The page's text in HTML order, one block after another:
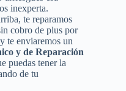
inexperta.
te reparamos
cobro de plus por
te enviaremos un
y de Reparación
puedas tener la
de tu